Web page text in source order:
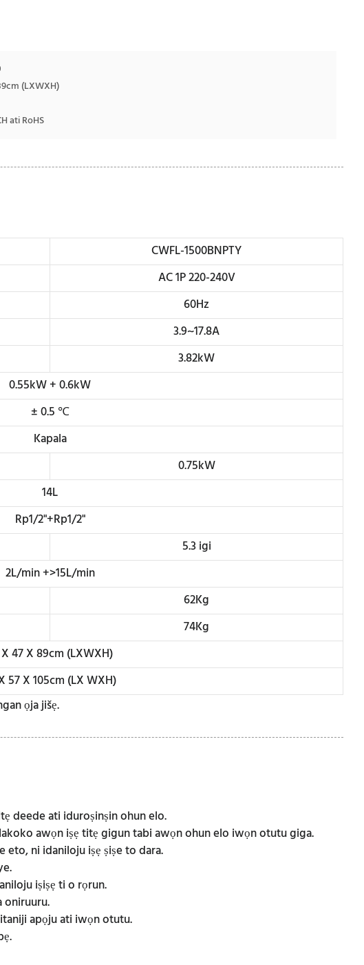
(LXWXH)
ati RoHS
CWFL-1500BNPTY
AC 1P 220-240V
60Hz
3.9~17.8A
3.82kW
0.55kW + 0.6kW
± 0.5 ℃
Kapala
0.75kW
14L
Rp1/2"+Rp1/2"
5.3 igi
2L/min +>15L/min
62Kg
74Kg
47 X 89cm (LXWXH)
57 X 105cm (LX WXH)
ọja jišẹ.
deede ati iduroṣinṣin ohun elo.
awọn iṣẹ titẹ gigun tabi awọn ohun elo iwọn otutu giga.
ni idaniloju iṣẹ ṣiṣe to dara.
iṣiṣẹ ti o rọrun.
oniruuru.
apọju ati iwọn otutu.